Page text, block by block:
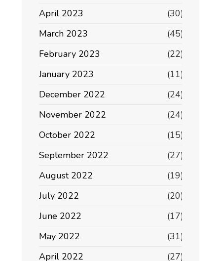
April 2023
(30)
March 2023
(45)
February 2023
(22)
January 2023
(11)
December 2022
(24)
November 2022
(24)
October 2022
(15)
September 2022
(27)
August 2022
(19)
July 2022
(20)
June 2022
(17)
May 2022
(31)
April 2022
(27)